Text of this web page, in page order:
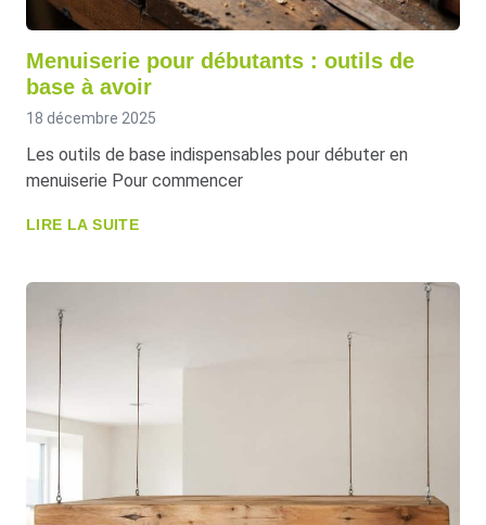
Menuiserie pour débutants : outils de
base à avoir
18 décembre 2025
Les outils de base indispensables pour débuter en
menuiserie Pour commencer
LIRE LA SUITE